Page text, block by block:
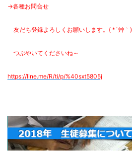
→各種お問合せ
友だち登録よろしくお願いします。( *´艸｀)
つぶやいてくださいね～
https://line.me/R/ti/p/%40sxt5805j